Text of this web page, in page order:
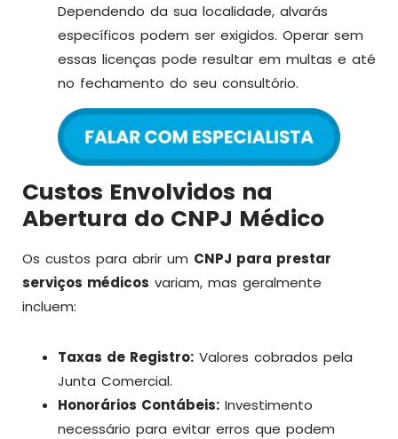
Dependendo da sua localidade, alvarás
específicos podem ser exigidos. Operar sem
essas licenças pode resultar em multas e até
no fechamento do seu consultório.
Custos Envolvidos na
Abertura do CNPJ Médico
Os custos para abrir um CNPJ para prestar
serviços médicos variam, mas geralmente
incluem:
Taxas de Registro: Valores cobrados pela
Junta Comercial.
Honorários Contábeis: Investimento
necessário para evitar erros que podem